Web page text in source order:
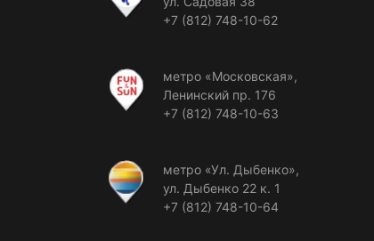
+7 (812) 748-10-62
метро «Московская»,
Ленинский пр. 176
+7 (812) 748-10-63
метро «Ул. Дыбенко»,
ул. Дыбенко 22 к. 1
+7 (812) 748-10-64